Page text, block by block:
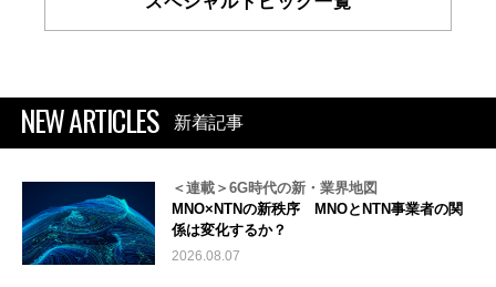
NEW ARTICLES 新着記事
＜連載＞6G時代の新・業界地図
MNO×NTNの新秩序 MNOとNTN事業者の関
係は変化するか？
2026.08.07